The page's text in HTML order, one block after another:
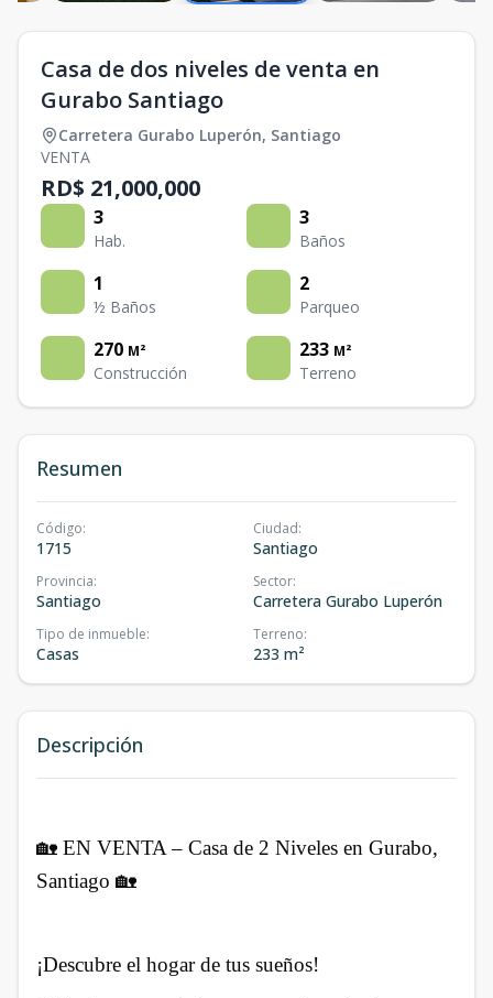
Casa de dos niveles de venta en
Gurabo Santiago
Carretera Gurabo Luperón, Santiago
VENTA
RD$ 21,000,000
3
Hab.
3
Baños
1
½ Baños
2
Parqueo
270 M²
Construcción
233 M²
Terreno
Resumen
Código:
1715
Ciudad:
Santiago
Provincia:
Santiago
Sector:
Carretera Gurabo Luperón
Tipo de inmueble:
Casas
Terreno:
233 m²
Descripción
🏡 EN VENTA – Casa de 2 Niveles en Gurabo,
Santiago 🏡
¡Descubre el hogar de tus sueños!